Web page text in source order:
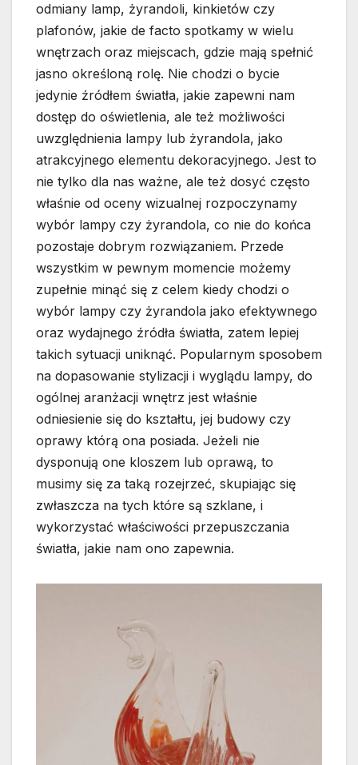
odmiany lamp, żyrandoli, kinkietów czy
plafonów, jakie de facto spotkamy w wielu
wnętrzach oraz miejscach, gdzie mają spełnić
jasno określoną rolę. Nie chodzi o bycie
jedynie źródłem światła, jakie zapewni nam
dostęp do oświetlenia, ale też możliwości
uwzględnienia lampy lub żyrandola, jako
atrakcyjnego elementu dekoracyjnego. Jest to
nie tylko dla nas ważne, ale też dosyć często
właśnie od oceny wizualnej rozpoczynamy
wybór lampy czy żyrandola, co nie do końca
pozostaje dobrym rozwiązaniem. Przede
wszystkim w pewnym momencie możemy
zupełnie minąć się z celem kiedy chodzi o
wybór lampy czy żyrandola jako efektywnego
oraz wydajnego źródła światła, zatem lepiej
takich sytuacji uniknąć. Popularnym sposobem
na dopasowanie stylizacji i wyglądu lampy, do
ogólnej aranżacji wnętrz jest właśnie
odniesienie się do kształtu, jej budowy czy
oprawy którą ona posiada. Jeżeli nie
dysponują one kloszem lub oprawą, to
musimy się za taką rozejrzeć, skupiając się
zwłaszcza na tych które są szklane, i
wykorzystać właściwości przepuszczania
światła, jakie nam ono zapewnia.